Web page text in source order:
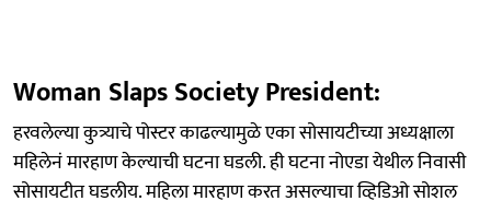
Woman Slaps Society President:
हरवलेल्या कुत्र्याचे पोस्टर काढल्यामुळे एका सोसायटीच्या अध्यक्षाला
महिलेनं मारहाण केल्याची घटना घडली. ही घटना नोएडा येथील निवासी
सोसायटीत घडलीय. महिला मारहाण करत असल्याचा व्हिडिओ सोशल